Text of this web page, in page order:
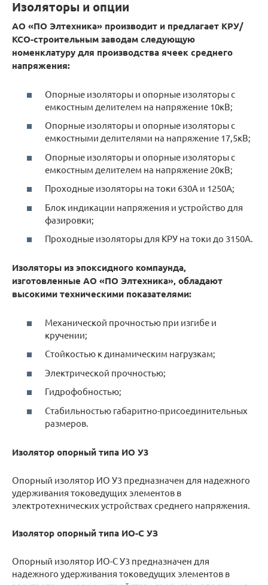
Изоляторы и опции
АО «ПО Элтехника» производит и предлагает КРУ/
КСО-строительным заводам следующую
номенклатуру для производства ячеек среднего
напряжения:
Опорные изоляторы и опорные изоляторы с
емкостным делителем на напряжение 10кВ;
Опорные изоляторы и опорные изоляторы с
емкостными делителями на напряжение 17,5кВ;
Опорные изоляторы и опорные изоляторы с
емкостным делителем на напряжение 20кВ;
Проходные изоляторы на токи 630А и 1250А;
Блок индикации напряжения и устройство для
фазировки;
Проходные изоляторы для КРУ на токи до 3150А.
Изоляторы из эпоксидного компаунда,
изготовленные АО «ПО Элтехника», обладают
высокими техническими показателями:
Механической прочностью при изгибе и
кручении;
Стойкостью к динамическим нагрузкам;
Электрической прочностью;
Гидрофобностью;
Стабильностью габаритно-присоединительных
размеров.
Изолятор опорный типа ИО У3
Опорный изолятор ИО У3 предназначен для надежного
удерживания токоведущих элементов в
электротехнических устройствах среднего напряжения.
Изолятор опорный типа ИО-С УЗ
Опорный изолятор ИО­-С У3 предназначен для
надежного удерживания токоведущих элементов в